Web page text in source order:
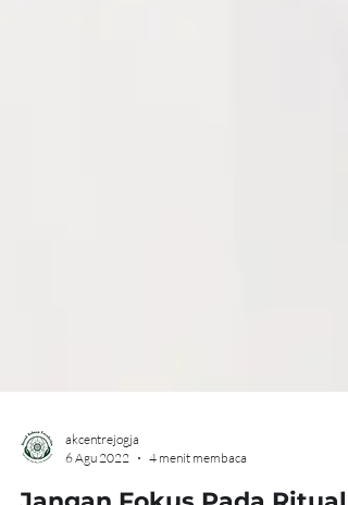
6 Agu 2022
4 menit membaca